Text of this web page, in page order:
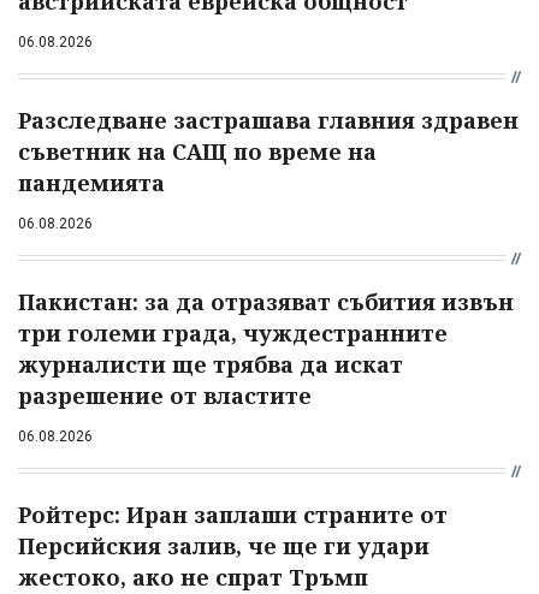
06.08.2026
Разследване застрашава главния здравен
съветник на САЩ по време на
пандемията
06.08.2026
Пакистан: за да отразяват събития извън
три големи града, чуждестранните
журналисти ще трябва да искат
разрешение от властите
06.08.2026
Ройтерс: Иран заплаши страните от
Персийския залив, че ще ги удари
жестоко, ако не спрат Тръмп